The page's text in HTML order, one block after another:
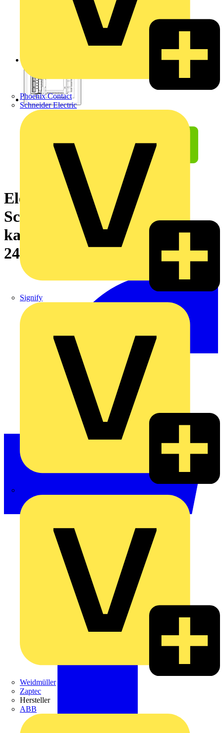
Phoenix Contact
Schneider Electric
Signify
Weidmüller
Zaptec
Hersteller
ABB
Elektronischer
Schutzschalter,4-
kanalig,Eingangsspannung DC
24 V